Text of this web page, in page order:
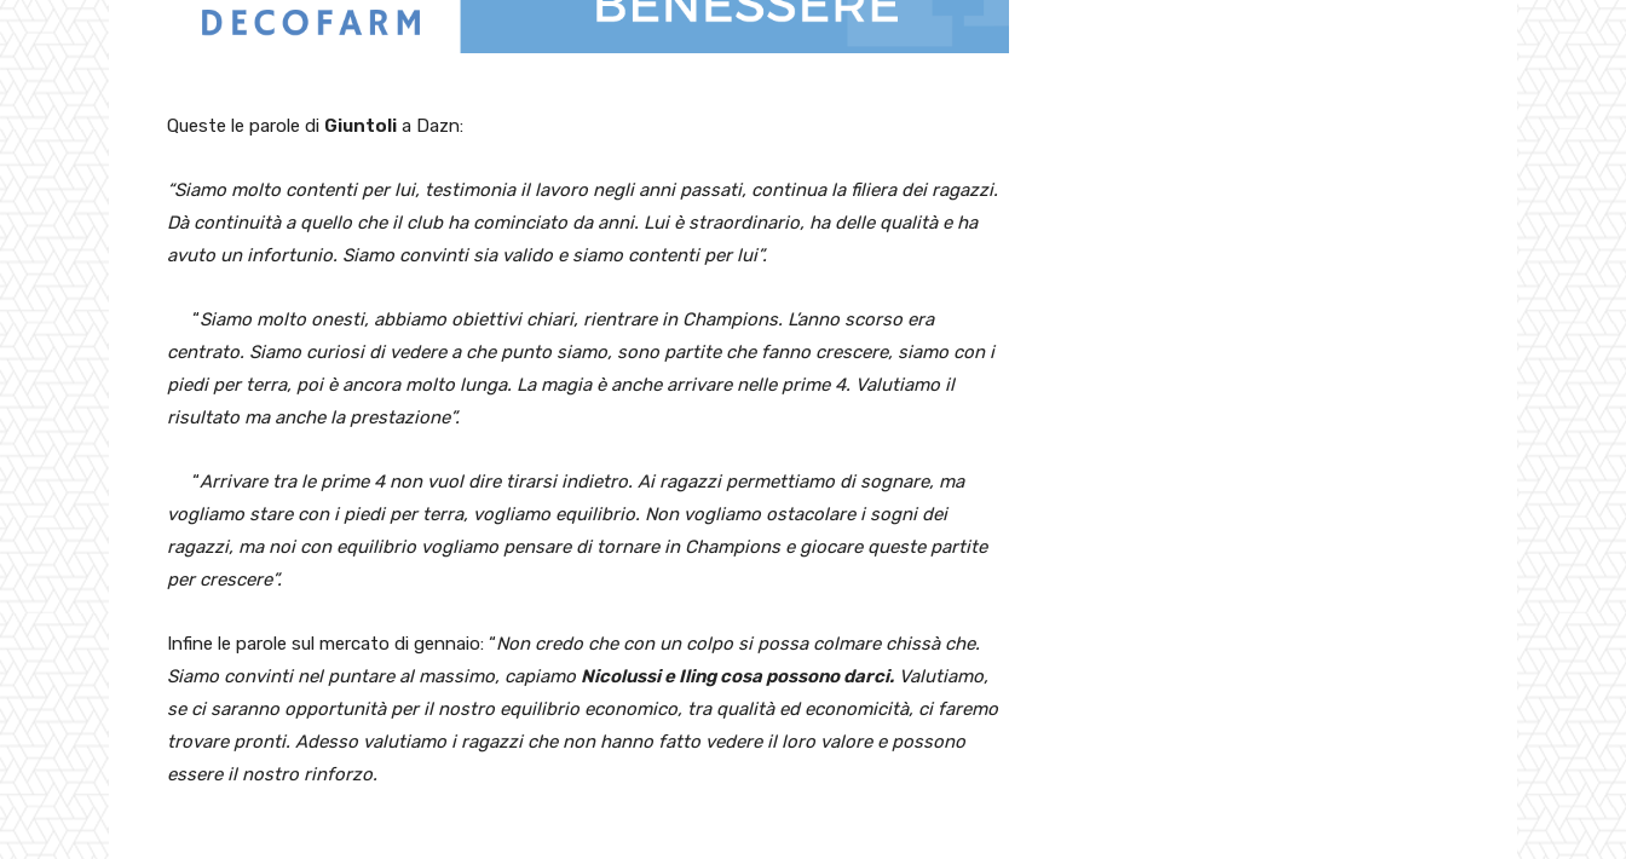
Queste le parole di Giuntoli a Dazn:
“Siamo molto contenti per lui, testimonia il lavoro negli anni passati, continua la filiera dei ragazzi.
Dà continuità a quello che il club ha cominciato da anni. Lui è straordinario, ha delle qualità e ha
avuto un infortunio. Siamo convinti sia valido e siamo contenti per lui”.
“Siamo molto onesti, abbiamo obiettivi chiari, rientrare in Champions. L’anno scorso era
centrato. Siamo curiosi di vedere a che punto siamo, sono partite che fanno crescere, siamo con i
piedi per terra, poi è ancora molto lunga. La magia è anche arrivare nelle prime 4. Valutiamo il
risultato ma anche la prestazione”.
“Arrivare tra le prime 4 non vuol dire tirarsi indietro. Ai ragazzi permettiamo di sognare, ma
vogliamo stare con i piedi per terra, vogliamo equilibrio. Non vogliamo ostacolare i sogni dei
ragazzi, ma noi con equilibrio vogliamo pensare di tornare in Champions e giocare queste partite
per crescere”.
Infine le parole sul mercato di gennaio: “Non credo che con un colpo si possa colmare chissà che.
Siamo convinti nel puntare al massimo, capiamo Nicolussi e Iling cosa possono darci. Valutiamo,
se ci saranno opportunità per il nostro equilibrio economico, tra qualità ed economicità, ci faremo
trovare pronti. Adesso valutiamo i ragazzi che non hanno fatto vedere il loro valore e possono
essere il nostro rinforzo.